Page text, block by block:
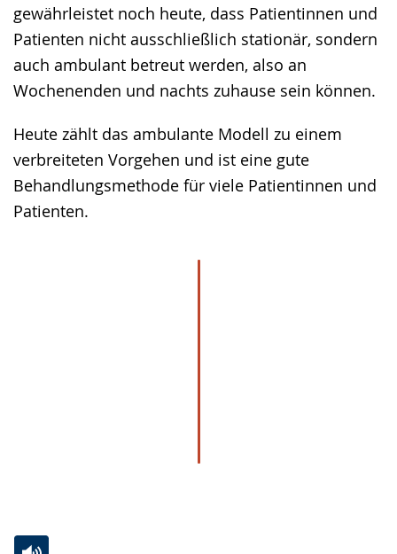
gewährleistet noch heute, dass Patientinnen und
Patienten nicht ausschließlich stationär, sondern
auch ambulant betreut werden, also an
Wochenenden und nachts zuhause sein können.
Heute zählt das ambulante Modell zu einem
verbreiteten Vorgehen und ist eine gute
Behandlungsmethode für viele Patientinnen und
Patienten.